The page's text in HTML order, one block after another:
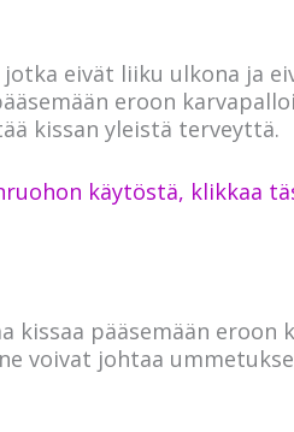
eivät liiku ulkona ja
eroon
kissan yleistä terveyttä.
käytöstä, klikkaa
pääsemään eroon
voivat johtaa